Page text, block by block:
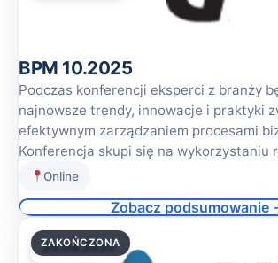
BPM 10.2025
Podczas konferencji eksperci z branży
najnowsze trendy, innowacje i praktyki
efektywnym zarządzaniem procesami
Konferencja skupi się na wykorzystaniu
Online
Zobacz podsumowanie
25.09.2025
ZAKOŃCZONA